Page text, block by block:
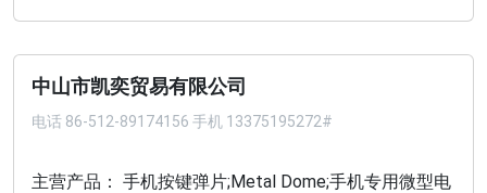
中山市凯奕贸易有限公司
电话 86-512-89174156 手机 13375195272#
主营产品： 手机按键弹片;Metal Dome;手机专用微型电